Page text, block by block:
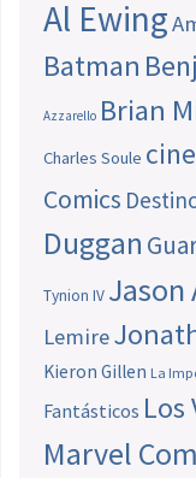
Al Ewing
Batman
Azzarello Brian
Charles Soule
Comics
Duggan
Tynion IV Jason
Lemire
Kieron Gillen La
Fantásticos Los
Marvel